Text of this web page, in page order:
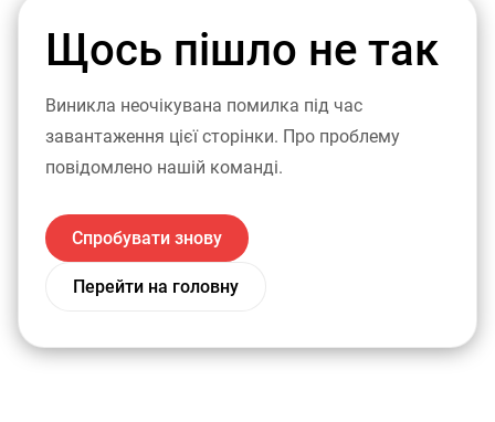
Щось пішло не так
Виникла неочікувана помилка під час
завантаження цієї сторінки. Про проблему
повідомлено нашій команді.
Спробувати знову
Перейти на головну